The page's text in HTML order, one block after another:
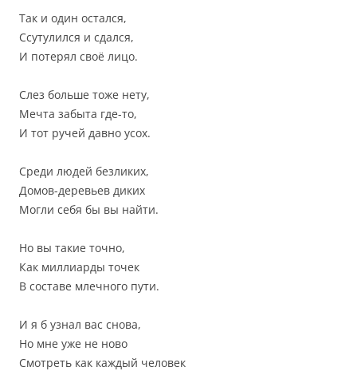
Так и один остался,
Ссутулился и сдался,
И потерял своё лицо.
Слез больше тоже нету,
Мечта забыта где-то,
И тот ручей давно усох.
Среди людей безликих,
Домов-деревьев диких
Могли себя бы вы найти.
Но вы такие точно,
Как миллиарды точек
В составе млечного пути.
И я б узнал вас снова,
Но мне уже не ново
Смотреть как каждый человек